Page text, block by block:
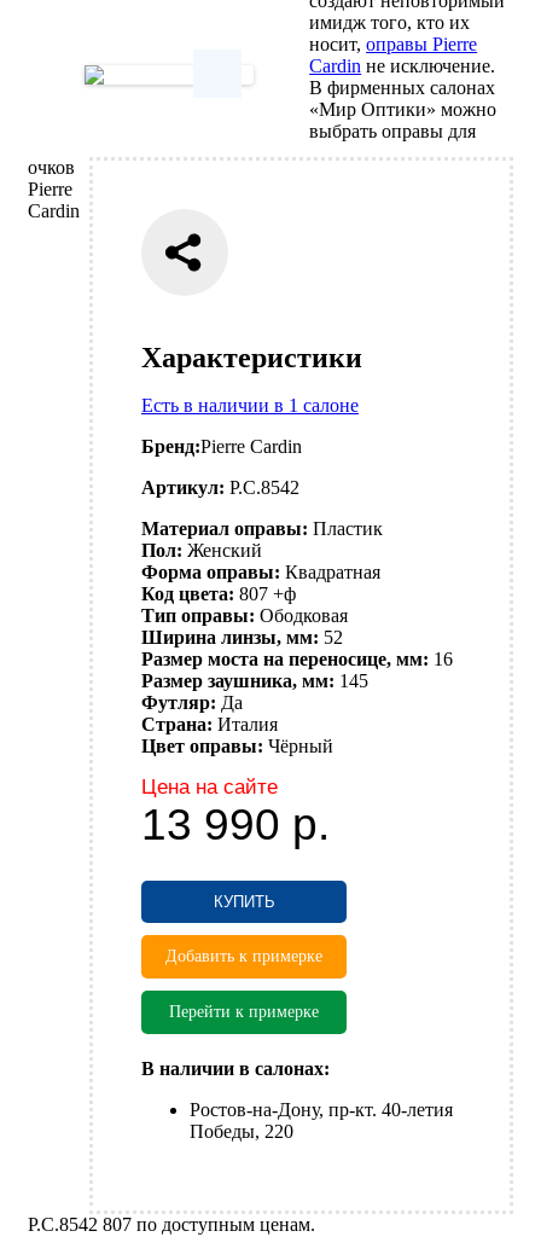
Характеристики
Есть в наличии в 1 салоне
Бренд:Pierre Cardin
Артикул: P.C.8542
Материал оправы: Пластик
Пол: Женский
Форма оправы: Квадратная
Код цвета: 807 +ф
Тип оправы: Ободковая
Ширина линзы, мм: 52
Размер моста на переносице, мм: 16
Размер заушника, мм: 145
Футляр: Да
Страна: Италия
Цвет оправы: Чёрный
Цена на сайте
13 990 р.
КУПИТЬ
Добавить к примерке
Перейти к примерке
В наличии в салонах:
Ростов-на-Дону, пр-кт. 40-летия
Победы, 220
имидж того, кто их
носит,оправы Pierre
Cardin не исключение.
В фирменных салонах
«Мир Оптики» можно
выбрать оправы для
очков
Pierre
Cardin
P.C.8542 807 по доступным ценам.